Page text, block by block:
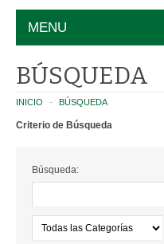
MENU
HOME
CATEGORIES
HUERTA Y AROMÁTICAS
BÚSQUEDA
INICIO BÚSQUEDA
Criterio de Búsqueda
Búsqueda: